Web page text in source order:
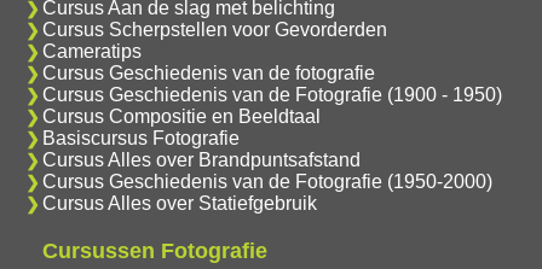
Cursus Aan de slag met belichting
Cursus Scherpstellen voor Gevorderden
Cameratips
Cursus Geschiedenis van de fotografie
Cursus Geschiedenis van de Fotografie (1900 - 1950)
Cursus Compositie en Beeldtaal
Basiscursus Fotografie
Cursus Alles over Brandpuntsafstand
Cursus Geschiedenis van de Fotografie (1950-2000)
Cursus Alles over Statiefgebruik
Cursussen Fotografie